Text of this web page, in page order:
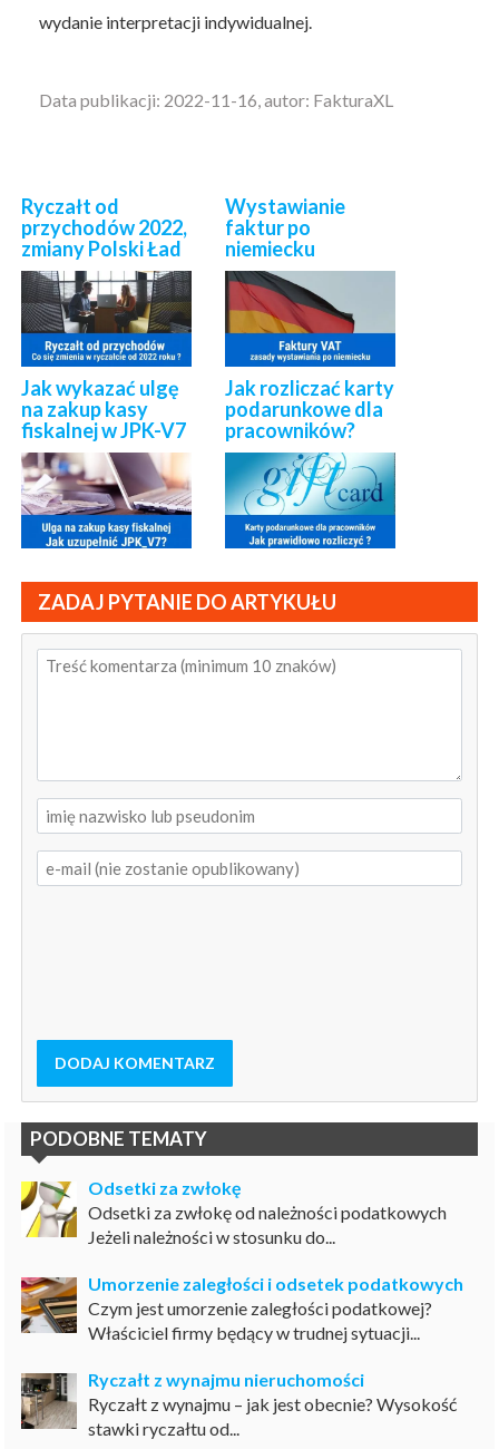
wydanie interpretacji indywidualnej.
Data publikacji: 2022-11-16, autor: FakturaXL
Ryczałt od
przychodów 2022,
zmiany Polski Ład
Wystawianie
faktur po
niemiecku
Jak wykazać ulgę
na zakup kasy
fiskalnej w JPK-V7
Jak rozliczać karty
podarunkowe dla
pracowników?
ZADAJ PYTANIE DO ARTYKUŁU
DODAJ KOMENTARZ
PODOBNE TEMATY
Odsetki za zwłokę
Odsetki za zwłokę od należności podatkowych
Jeżeli należności w stosunku do...
Umorzenie zaległości i odsetek podatkowych
Czym jest umorzenie zaległości podatkowej?
Właściciel firmy będący w trudnej sytuacji...
Ryczałt z wynajmu nieruchomości
Ryczałt z wynajmu – jak jest obecnie? Wysokość
stawki ryczałtu od...